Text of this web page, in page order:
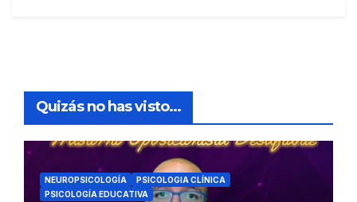
Quizás no has visto...
NEUROPSICOLOGÍA
PSICOLOGIA CLÍNICA
PSICOLOGÍA EDUCATIVA